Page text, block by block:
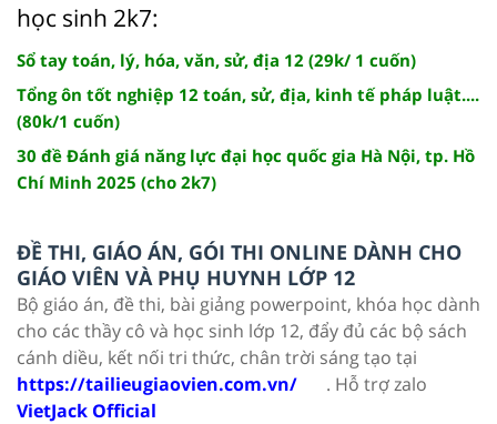
học sinh 2k7:
Sổ tay toán, lý, hóa, văn, sử, địa 12 (29k/ 1 cuốn)
Tổng ôn tốt nghiệp 12 toán, sử, địa, kinh tế pháp luật....
(80k/1 cuốn)
30 đề Đánh giá năng lực đại học quốc gia Hà Nội, tp. Hồ
Chí Minh 2025 (cho 2k7)
ĐỀ THI, GIÁO ÁN, GÓI THI ONLINE DÀNH CHO
GIÁO VIÊN VÀ PHỤ HUYNH LỚP 12
Bộ giáo án, đề thi, bài giảng powerpoint, khóa học dành
cho các thầy cô và học sinh lớp 12, đẩy đủ các bộ sách
cánh diều, kết nối tri thức, chân trời sáng tạo tại
https://tailieugiaovien.com.vn/
. Hỗ trợ zalo
VietJack Official